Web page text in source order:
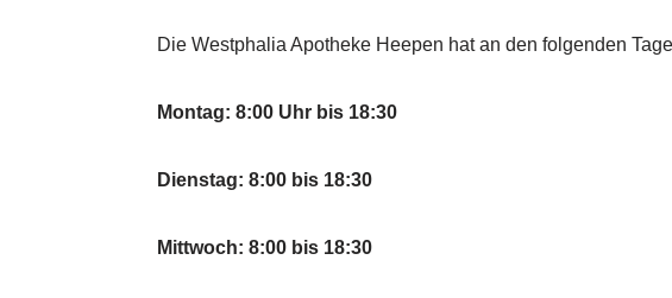
Die Westphalia Apotheke Heepen hat an den folgenden
Montag: 8:00 Uhr bis 18:30
Dienstag: 8:00 bis 18:30
Mittwoch: 8:00 bis 18:30